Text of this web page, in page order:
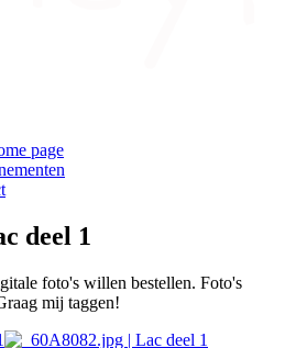
page
deel 1
foto's willen bestellen. Foto's
mij taggen!